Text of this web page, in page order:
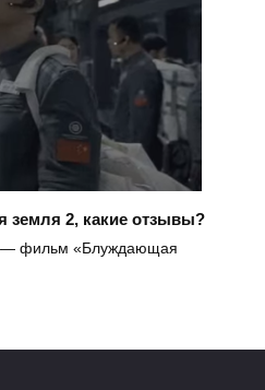
2, какие отзывы?
— фильм «Блуждающая